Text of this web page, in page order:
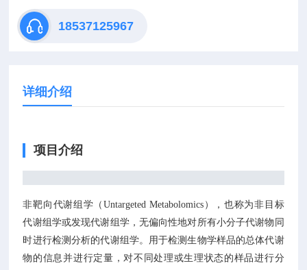
18537125967
详细介绍
项目介绍
非靶向代谢组学（Untargeted Metabolomics），也称为非目标
代谢组学或发现代谢组学，无偏向性地对所有小分子代谢物同
时进行检测分析的代谢组学。用于检测生物学样品的总体代谢
物的信息并进行定量，对不同处理或生理状态的样品进行分